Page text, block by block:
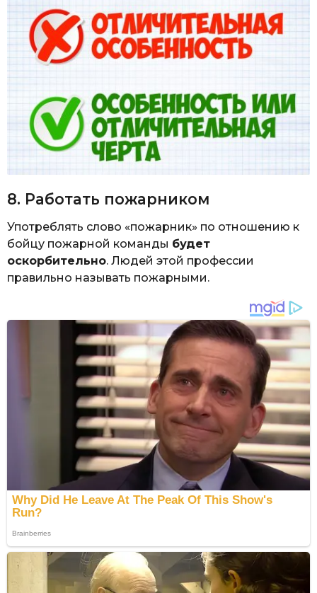
8. Работать пожарником
Употреблять слово «пожарник» по отношению к
бойцу пожарной команды будет
оскорбительно. Людей этой профессии
правильно называть пожарными.